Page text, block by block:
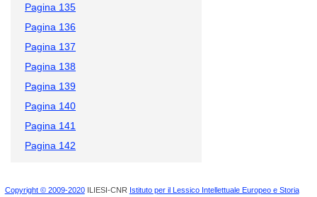
Pagina 135
Pagina 136
Pagina 137
Pagina 138
Pagina 139
Pagina 140
Pagina 141
Pagina 142
Copyright © 2009-2020ILIESI-CNR Istituto per il Lessico Intellettuale Europeo e Storia